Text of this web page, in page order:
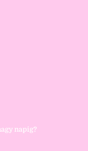
napig?